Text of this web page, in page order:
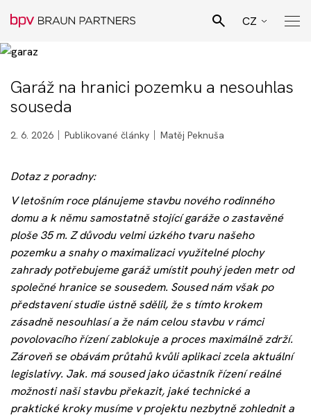
Pro Bono poradenství
Naši lidé
Podnikatelské sektory
Novinky
Akce
Kontakt
CZ
Garáž na hranici pozemku a nesouhlas
souseda
2. 6. 2026 Publikované články Matěj Peknuša
Dotaz z poradny:
V letošním roce plánujeme stavbu nového rodinného
domu a k němu samostatně stojící garáže o zastavěné
ploše 35 m. Z důvodu velmi úzkého tvaru našeho
pozemku a snahy o maximalizaci využitelné plochy
zahrady potřebujeme garáž umístit pouhý jeden metr od
společné hranice se sousedem. Soused nám však po
představení studie ústně sdělil, že s tímto krokem
zásadně nesouhlasí a že nám celou stavbu v rámci
povolovacího řízení zablokuje a proces maximálně zdrží.
Zároveň se obávám průtahů kvůli aplikaci zcela aktuální
legislativy. Jak. má soused jako účastník řízení reálné
možnosti naši stavbu překazit, jaké technické a
praktické kroky musíme v projektu nezbytně zohlednit a